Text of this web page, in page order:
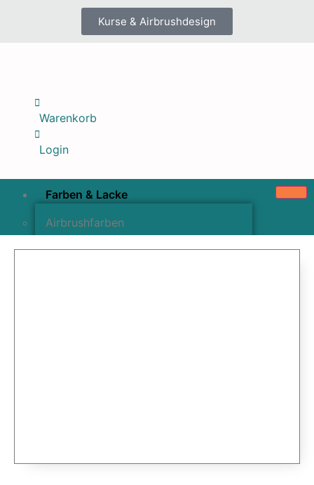
Kurse & Airbrushdesign
Warenkorb
Login
Farben & Lacke
Airbrushfarben